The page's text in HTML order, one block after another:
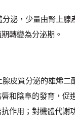
，少量由腎上腺
轉變為分泌期。
質分泌的雄烯二
和陰阜的發育，促
作用；對機體代謝